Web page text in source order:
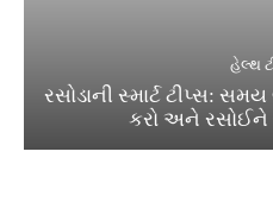
હેલ્થ
રસોડાની સ્માર્ટ ટીપ્સ:
કરો અને રસોઈને